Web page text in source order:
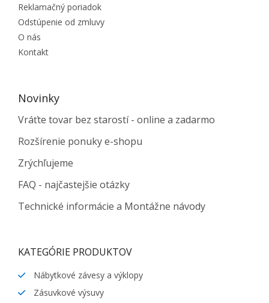
Reklamačný poriadok
Odstúpenie od zmluvy
O nás
Kontakt
Novinky
Vráťte tovar bez starostí - online a zadarmo
Rozšírenie ponuky e-shopu
Zrýchľujeme
FAQ - najčastejšie otázky
Technické informácie a Montážne návody
KATEGÓRIE PRODUKTOV
Nábytkové závesy a výklopy
Zásuvkové výsuvy